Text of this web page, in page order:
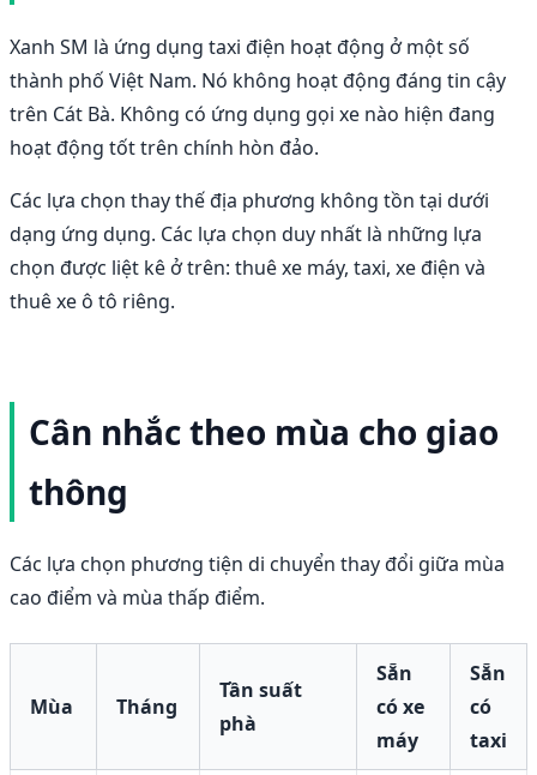
Xanh SM là ứng dụng taxi điện hoạt động ở một số
thành phố Việt Nam. Nó không hoạt động đáng tin cậy
trên Cát Bà. Không có ứng dụng gọi xe nào hiện đang
hoạt động tốt trên chính hòn đảo.
Các lựa chọn thay thế địa phương không tồn tại dưới
dạng ứng dụng. Các lựa chọn duy nhất là những lựa
chọn được liệt kê ở trên: thuê xe máy, taxi, xe điện và
thuê xe ô tô riêng.
Cân nhắc theo mùa cho giao
thông
Các lựa chọn phương tiện di chuyển thay đổi giữa mùa
cao điểm và mùa thấp điểm.
Mùa Tháng
Tần suất
phà
Sẵn
có xe
máy
Sẵn
có
taxi